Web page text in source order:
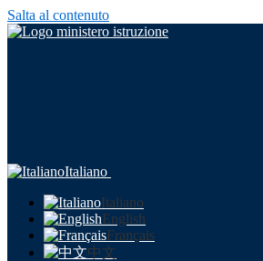
Salta al contenuto
Italiano
Italiano
English
Français
中文